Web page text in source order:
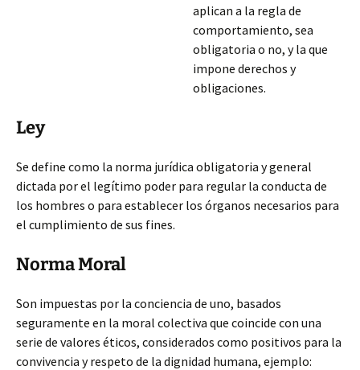
aplican a la regla de
comportamiento, sea
obligatoria o no, y la que
impone derechos y
obligaciones.
Ley
Se define como la norma jurídica obligatoria y general
dictada por el legítimo poder para regular la conducta de
los hombres o para establecer los órganos necesarios para
el cumplimiento de sus fines.
Norma Moral
Son impuestas por la conciencia de uno, basados
seguramente en la moral colectiva que coincide con una
serie de valores éticos, considerados como positivos para la
convivencia y respeto de la dignidad humana, ejemplo: